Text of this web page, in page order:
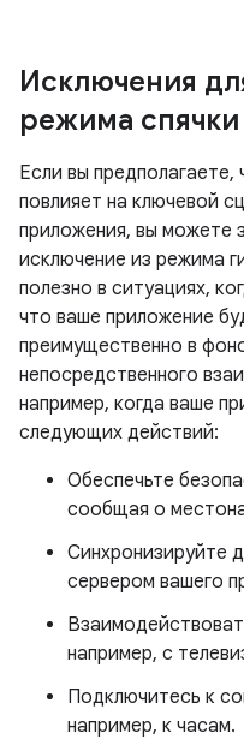
Исключения
режима спячки
Если вы
повлияет на ключевой
приложения, вы можете
исключение из режима
полезно в ситуациях,
что ваше приложение
преимущественно в
непосредственного
например, когда ваше
следующих действий:
Обеспечьте
сообщая о
Синхронизируйте
сервером вашего
например, с
Подключитесь к
например, к часам.